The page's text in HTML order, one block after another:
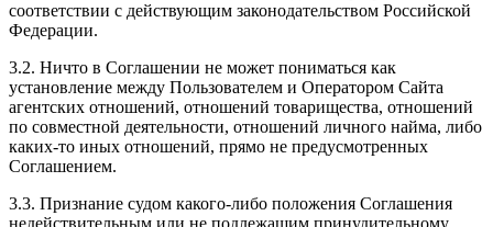
соответствии с действующим законодательством Российской
Федерации.
3.2. Ничто в Соглашении не может пониматься как
установление между Пользователем и Оператором Сайта
агентских отношений, отношений товарищества, отношений
по совместной деятельности, отношений личного найма, либо
каких-то иных отношений, прямо не предусмотренных
Соглашением.
3.3. Признание судом какого-либо положения Соглашения